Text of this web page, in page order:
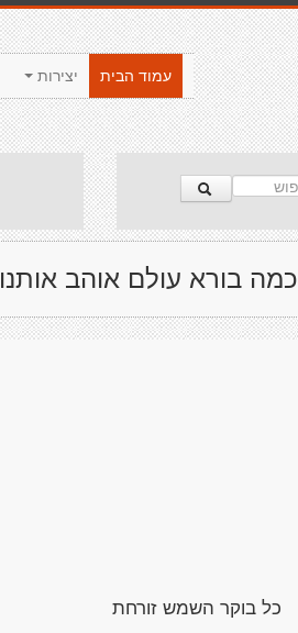
יצירות
עמוד הבית
כמה בורא עולם אוהב אותנו
כל בוקר השמש זורחת